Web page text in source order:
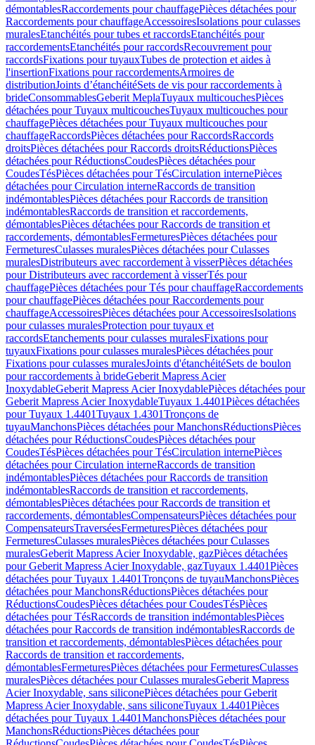
démontablesRaccordements pour chauffagePièces détachées pour
Raccordements pour chauffageAccessoiresIsolations pour culasses
muralesEtanchéités pour tubes et raccordsEtanchéités pour
raccordementsEtanchéités pour raccordsRecouvrement pour
raccordsFixations pour tuyauxTubes de protection et aides à
l'insertionFixations pour raccordementsArmoires de
distributionJoints d’étanchéitéSets de vis pour raccordements à
brideConsommablesGeberit MeplaTuyaux multicouchesPièces
détachées pour Tuyaux multicouchesTuyaux multicouches pour
chauffagePièces détachées pour Tuyaux multicouches pour
chauffageRaccordsPièces détachées pour RaccordsRaccords
droitsPièces détachées pour Raccords droitsRéductionsPièces
détachées pour RéductionsCoudesPièces détachées pour
CoudesTésPièces détachées pour TésCirculation internePièces
détachées pour Circulation interneRaccords de transition
indémontablesPièces détachées pour Raccords de transition
indémontablesRaccords de transition et raccordements,
démontablesPièces détachées pour Raccords de transition et
raccordements, démontablesFermeturesPièces détachées pour
FermeturesCulasses muralesPièces détachées pour Culasses
muralesDistributeurs avec raccordement à visserPièces détachées
pour Distributeurs avec raccordement à visserTés pour
chauffagePièces détachées pour Tés pour chauffageRaccordements
pour chauffagePièces détachées pour Raccordements pour
chauffageAccessoiresPièces détachées pour AccessoiresIsolations
pour culasses muralesProtection pour tuyaux et
raccordsEtanchements pour culasses muralesFixations pour
tuyauxFixations pour culasses muralesPièces détachées pour
Fixations pour culasses muralesJoints d'étanchéitéSets de boulon
pour raccordements à brideGeberit Mapress Acier
InoxydableGeberit Mapress Acier InoxydablePièces détachées pour
Geberit Mapress Acier InoxydableTuyaux 1.4401Pièces détachées
pour Tuyaux 1.4401Tuyaux 1.4301Tronçons de
tuyauManchonsPièces détachées pour ManchonsRéductionsPièces
détachées pour RéductionsCoudesPièces détachées pour
CoudesTésPièces détachées pour TésCirculation internePièces
détachées pour Circulation interneRaccords de transition
indémontablesPièces détachées pour Raccords de transition
indémontablesRaccords de transition et raccordements,
démontablesPièces détachées pour Raccords de transition et
raccordements, démontablesCompensateursPièces détachées pour
CompensateursTraverséesFermeturesPièces détachées pour
FermeturesCulasses muralesPièces détachées pour Culasses
muralesGeberit Mapress Acier Inoxydable, gazPièces détachées
pour Geberit Mapress Acier Inoxydable, gazTuyaux 1.4401Pièces
détachées pour Tuyaux 1.4401Tronçons de tuyauManchonsPièces
détachées pour ManchonsRéductionsPièces détachées pour
RéductionsCoudesPièces détachées pour CoudesTésPièces
détachées pour TésRaccords de transition indémontablesPièces
détachées pour Raccords de transition indémontablesRaccords de
transition et raccordements, démontablesPièces détachées pour
Raccords de transition et raccordements,
démontablesFermeturesPièces détachées pour FermeturesCulasses
muralesPièces détachées pour Culasses muralesGeberit Mapress
Acier Inoxydable, sans siliconePièces détachées pour Geberit
Mapress Acier Inoxydable, sans siliconeTuyaux 1.4401Pièces
détachées pour Tuyaux 1.4401ManchonsPièces détachées pour
ManchonsRéductionsPièces détachées pour